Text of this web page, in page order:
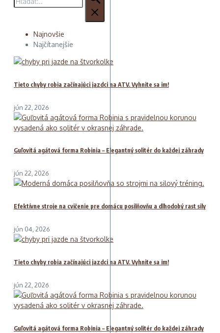
Najnovšie
Najčítanejšie
Tieto chyby robia začínajúci jazdci na ATV. Vyhnite sa im!
jún 22, 2026
Guľovitá agátová forma Robinia – Elegantný solitér do každej záhrady
jún 22, 2026
Efektívne stroje na cvičenie pre domácu posilňovňu a dlhodobý rast sily
jún 04, 2026
Tieto chyby robia začínajúci jazdci na ATV. Vyhnite sa im!
jún 22, 2026
Guľovitá agátová forma Robinia – Elegantný solitér do každej záhrady